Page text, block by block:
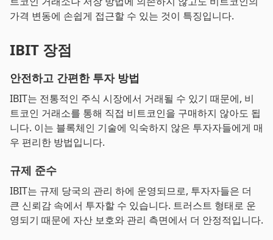
가격 변동에 손쉽게 접근할 수 있는 것이 특징입니다.
IBIT 장점
안전하고 간편한 투자 방법
IBIT는 전통적인 주식 시장에서 거래될 수 있기 때문에, 비
트코인 거래소를 통해 직접 비트코인을 구매하지 않아도 됩
니다. 이는 블록체인 기술에 익숙하지 않은 투자자들에게 매
우 편리한 방법입니다.
규제 준수
IBIT는 규제 당국의 관리 하에 운영되므로, 투자자들은 더
큰 신뢰감 속에서 투자할 수 있습니다. 트러스트 형태로 운
영되기 때문에 자산 보호와 관리 측면에서 더 안정적입니다.